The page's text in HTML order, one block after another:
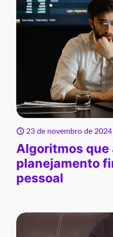
23 de novembro de 2024
Algoritmos que
planejamento
pessoal